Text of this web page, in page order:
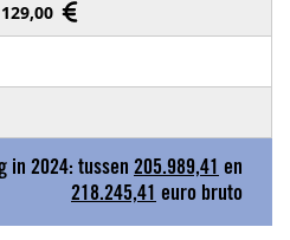
in 2024: tussen 205.989,41 en
218.245,41 euro bruto